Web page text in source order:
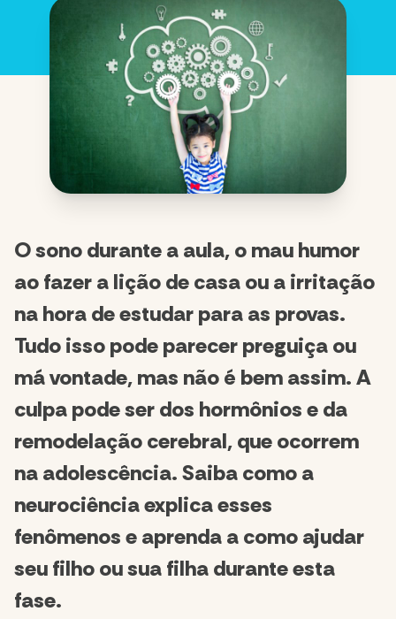
O sono durante a aula, o mau humor
ao fazer a lição de casa ou a irritação
na hora de estudar para as provas.
Tudo isso pode parecer preguiça ou
má vontade, mas não é bem assim. A
culpa pode ser dos hormônios e da
remodelação cerebral, que ocorrem
na adolescência. Saiba como a
neurociência explica esses
fenômenos e aprenda a como ajudar
seu filho ou sua filha durante esta
fase.